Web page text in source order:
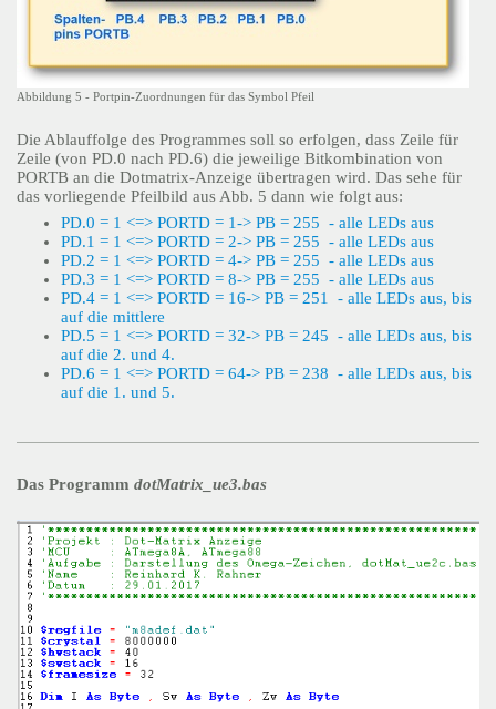
Abbildung 5 - Portpin-Zuordnungen für das Symbol Pfeil
Die Ablauffolge des Programmes soll so erfolgen, dass Zeile für
Zeile (von PD.0 nach PD.6) die jeweilige Bitkombination von
PORTB an die Dotmatrix-Anzeige übertragen wird. Das sehe für
das vorliegende Pfeilbild aus Abb. 5 dann wie folgt aus:
PD.0 = 1 <=> PORTD = 1-> PB = 255 - alle LEDs aus
PD.1 = 1 <=> PORTD = 2-> PB = 255 - alle LEDs aus
PD.2 = 1 <=> PORTD = 4-> PB = 255 - alle LEDs aus
PD.3 = 1 <=> PORTD = 8-> PB = 255 - alle LEDs aus
PD.4 = 1 <=> PORTD = 16-> PB = 251 - alle LEDs aus, bis
auf die mittlere
PD.5 = 1 <=> PORTD = 32-> PB = 245 - alle LEDs aus, bis
auf die 2. und 4.
PD.6 = 1 <=> PORTD = 64-> PB = 238 - alle LEDs aus, bis
auf die 1. und 5.
Das Programm dotMatrix_ue3.bas